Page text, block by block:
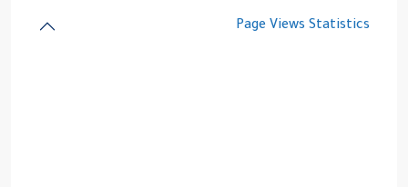
Page Views Statistics